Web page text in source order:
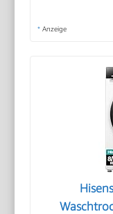
* Anzeige